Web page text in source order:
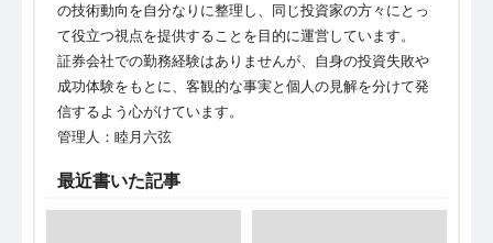
の技術動向を自分なりに整理し、同じ投資家の方々にとっ
て役立つ視点を提供することを目的に運営しています。
証券会社での勤務経験はありませんが、自身の投資失敗や
成功体験をもとに、客観的な事実と個人の見解を分けて発
信するよう心がけています。
管理人：睦月六弦
最近書いた記事